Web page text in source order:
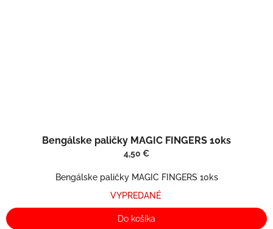
Bengálske paličky MAGIC FINGERS 10ks
4,50 €
Bengálske paličky MAGIC FINGERS 10ks
VYPREDANÉ
Do košíka